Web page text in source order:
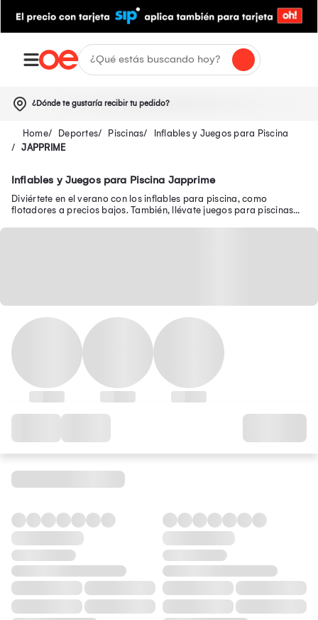
¿Dónde te gustaría recibir tu pedido?
Deportes Piscinas
Inflables y Juegos para Piscina
JAPPRIME
Inflables y Juegos para Piscina Japprime
Diviértete en el verano con los inflables para piscina, como
flotadores a precios bajos. También, llévate juegos para piscinas